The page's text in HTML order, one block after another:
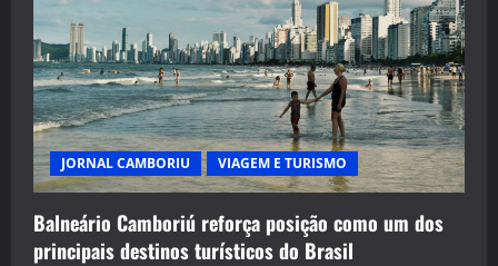
JORNAL CAMBORIU VIAGEM E TURISMO
Balneário Camboriú reforça posição como um dos
principais destinos turísticos do Brasil